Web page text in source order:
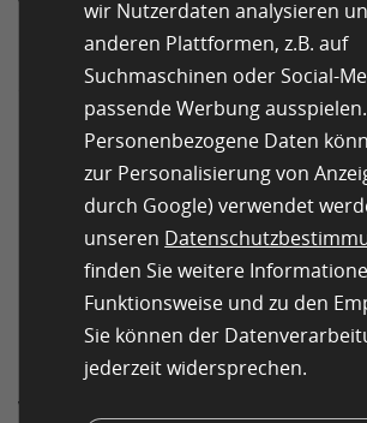
Gesamtwirkung besser einschätzen
Kampagne gegebenenfalls vor dem
optimieren. Nutzen Sie dazu Fragen
„Was nehmen Sie aus dieser
„Wie sehr spricht diese Kampagne
an?“
„Wie wahrscheinlich ist es, dass
Kampagne das Produkt kaufen
Kaufabsicht
Das Ziel Ihrer Werbemaßnahme ist an
Verkaufszahlen geknüpft? Finden Sie
wir Nutzerdaten analysieren
anderen Plattformen, z.B. auf
Suchmaschinen oder Social-
passende Werbung ausspielen.
Personenbezogene Daten
zur Personalisierung von
durch Google) verwendet
unseren
finden Sie weitere
Funktionsweise und zu den
Sie können der
jederzeit widersprechen.